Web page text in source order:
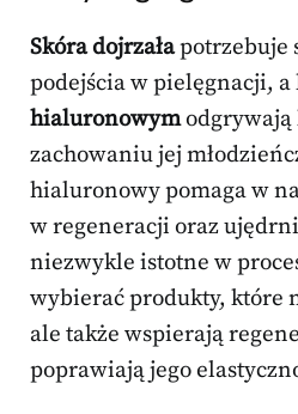
Skóra dojrzałapotrzebuje
podejścia w pielęgnacji, a
hialuronowymodgrywają
zachowaniu jej
hialuronowy pomaga w
w regeneracji oraz
niezwykle istotne w
wybierać produkty, które
ale także wspierają
poprawiają jego